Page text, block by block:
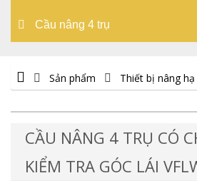
Cầu nâng 4 trụ
Sản phẩm Thiết bị nâng hạ
CẦU NÂNG 4 TRỤ CÓ
KIỂM TRA GÓC LÁI